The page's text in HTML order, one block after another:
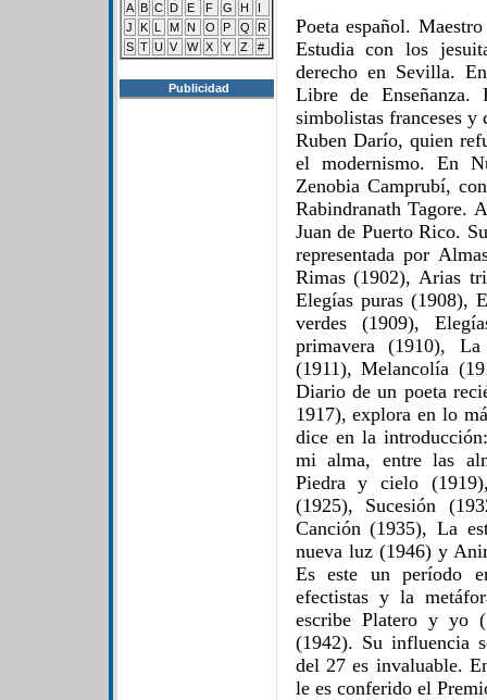
A B C D E F G H
I
J
K L M N O P Q
R
S T U V W X Y Z #
Publicidad
Poeta español.
Estudia con los
derecho en Sevilla.
Libre de
simbolistas franceses y
Ruben Darío, quien
el modernismo. En
Zenobia Camprubí,
Rabindranath Tagore.
Juan de Puerto Rico.
representada por
Rimas (1902), Arias
Elegías puras (1908),
verdes (1909),
primavera (1910), La
(1911), Melancolía
Diario de un poeta
1917), explora en lo
dice en la
mi alma, entre las
Piedra y cielo
(1925), Sucesión
Canción (1935), La
nueva luz (1946) y
Es este un período
efectistas y la
escribe Platero y yo
(1942). Su influencia
del 27 es invaluable.
le es conferido el